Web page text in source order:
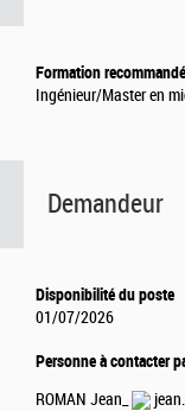
Formation
Ingénieur/Master en
Demandeur
Disponibilité du poste
01/07/2026
Personne à contacter
ROMAN Jean_